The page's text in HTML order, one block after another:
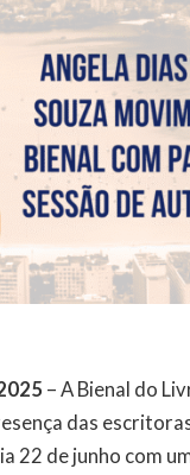
– A Bienal do
das
22 de junho com